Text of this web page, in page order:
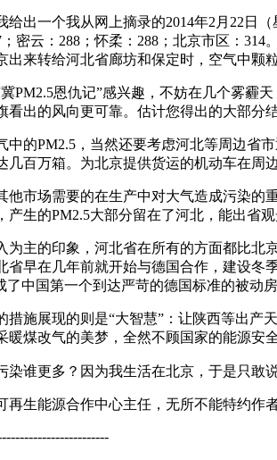
一个我从网上摘录的2014年2月22日（
密云：288；怀柔：288；北京市区：
出来转给河北省廊坊和保定时，空气中颗
恩仇记”感兴趣，不妨在几个雾霾天
看出的风向更可靠。估计您得出的大部分
PM2.5，当然还要考虑河北等周边省市
几百万箱。为北京提供货运的机动车在周
场需要的在生产中对大气造成污染的
产生的PM2.5大部分留在了河北，能出省
的印象，河北省在所有的方面都比北
省早在几年前就开始与德国合作，建设冬
了中国第一个到达严苛的德国标准的被动
展现的则是“大智慧”：让陕西等出产
暖煤改气的美梦，全然不顾国家的能源安
更多？因为我生活在北京，于是只敢
生能源合作中心主任，无所不能特约作者